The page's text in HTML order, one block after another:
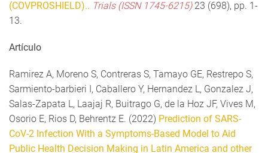
(COVPROSHIELD).. Trials (ISSN 1745-6215)23 (698), pp. 1-
13.
Artículo
Ramirez A, Moreno S, Contreras S, Tamayo GE, Restrepo S,
Sarmiento-barbieri I, Caballero Y, Hernandez L, Gonzalez J,
Salas-Zapata L, Laajaj R, Buitrago G, de la Hoz JF, Vives M,
Osorio E, Rios D, Behrentz E. (2022) Prediction of SARS-
CoV-2 Infection With a Symptoms-Based Model to Aid
Public Health Decision Making in Latin America and other